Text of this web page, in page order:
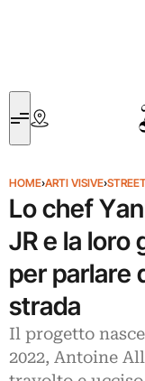
HOME›ARTI VISIVE›
Lo chef
JR e la loro
per parlare
strada
Il progetto
2022, Antoine